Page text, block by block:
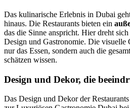
Das kulinarische Erlebnis in Dubai
hinaus. Die Restaurants bieten ein
das die Sinne anspricht. Hier dreht
Design und Gastronomie. Die visuelle
nur das Essen, sondern auch die
schätzen wissen.
Design und Dekor, die
Das Design und Dekor der